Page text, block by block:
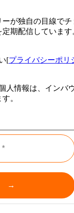
が独自の目線でチ
期配信しています
[プライバシーポリ
人情報は、インバ
。